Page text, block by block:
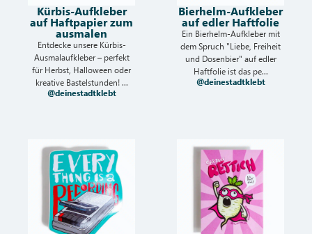
Kürbis-Aufkleber
auf Haftpapier zum
ausmalen
Entdecke unsere Kürbis-
Ausmalaufkleber – perfekt
für Herbst, Halloween oder
kreative Bastelstunden! ...
@deinestadtklebt
Bierhelm-Aufkleber
auf edler Haftfolie
Ein Bierhelm-Aufkleber mit
dem Spruch "Liebe, Freiheit
und Dosenbier" auf edler
Haftfolie ist das pe...
@deinestadtklebt